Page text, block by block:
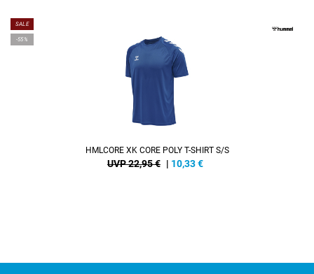
SALE
-55%
HMLCORE XK CORE POLY T-SHIRT S/S
UVP 22,95 € | 10,33€